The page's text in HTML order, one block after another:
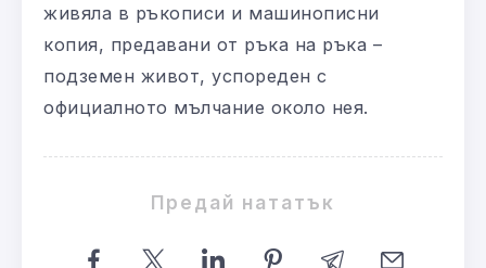
живяла в ръкописи и машинописни
копия, предавани от ръка на ръка –
подземен живот, успореден с
официалното мълчание около нея.
Предай нататък